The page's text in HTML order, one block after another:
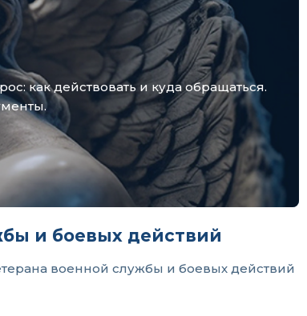
как действовать и куда обращаться.
и боевых действий
военной службы и боевых действий